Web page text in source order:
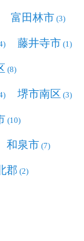
富田林市 (3)
藤井寺市 (1)
(8)
堺市南区 (3)
(10)
和泉市 (7)
郡 (2)